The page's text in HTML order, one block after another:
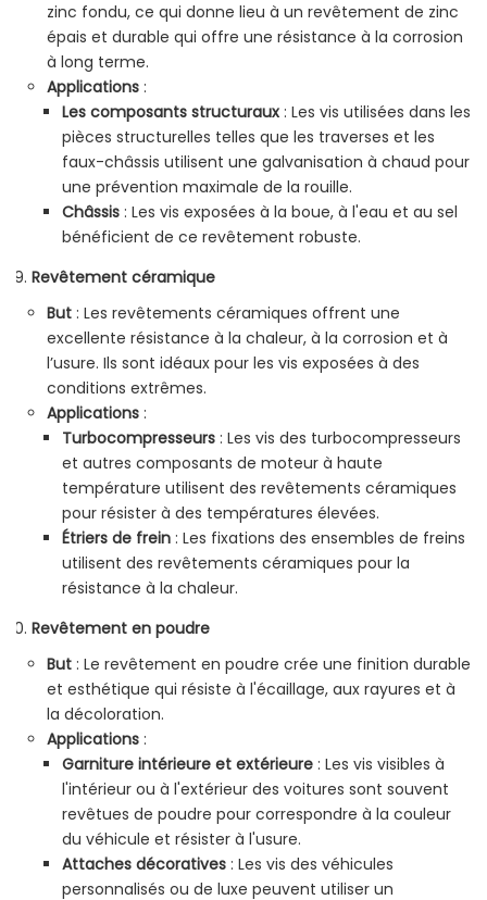
zinc fondu, ce qui donne lieu à un revêtement de zinc
épais et durable qui offre une résistance à la corrosion
à long terme.
Applications :
Les composants structuraux : Les vis utilisées dans les
pièces structurelles telles que les traverses et les
faux-châssis utilisent une galvanisation à chaud pour
une prévention maximale de la rouille.
Châssis : Les vis exposées à la boue, à l'eau et au sel
bénéficient de ce revêtement robuste.
Revêtement céramique
But : Les revêtements céramiques offrent une
excellente résistance à la chaleur, à la corrosion et à
l’usure. Ils sont idéaux pour les vis exposées à des
conditions extrêmes.
Applications :
Turbocompresseurs : Les vis des turbocompresseurs
et autres composants de moteur à haute
température utilisent des revêtements céramiques
pour résister à des températures élevées.
Étriers de frein : Les fixations des ensembles de freins
utilisent des revêtements céramiques pour la
résistance à la chaleur.
Revêtement en poudre
But : Le revêtement en poudre crée une finition durable
et esthétique qui résiste à l'écaillage, aux rayures et à
la décoloration.
Applications :
Garniture intérieure et extérieure : Les vis visibles à
l'intérieur ou à l'extérieur des voitures sont souvent
revêtues de poudre pour correspondre à la couleur
du véhicule et résister à l'usure.
Attaches décoratives : Les vis des véhicules
personnalisés ou de luxe peuvent utiliser un